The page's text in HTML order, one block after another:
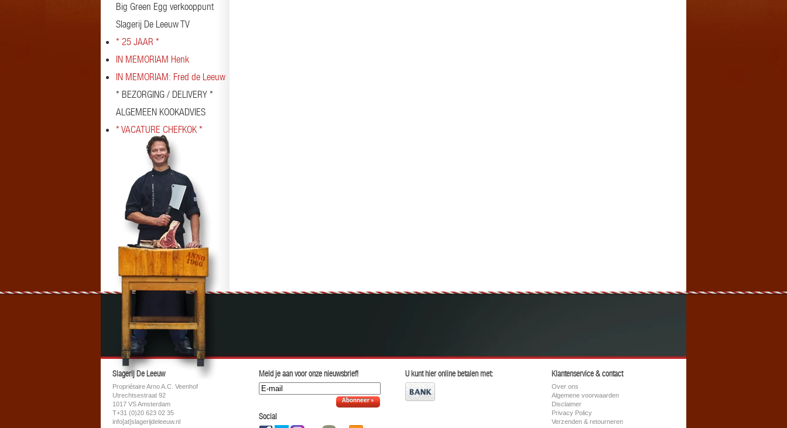
Big Green Egg verkooppunt
Slagerij De Leeuw TV
* 25 JAAR *
IN MEMORIAM Henk
IN MEMORIAM: Fred de Leeuw
* BEZORGING / DELIVERY *
ALGEMEEN KOOKADVIES
* VACATURE CHEFKOK *
Slagerij De Leeuw
Propriétaire Arno A.C. Veenhof
Utrechtsestraat 92
1017 VS Amsterdam
T+31 (0)20 623 02 35
info[at]slagerijdeleeuw.nl
Meld je aan voor onze nieuwsbrief!
Abonneer »
Social
U kunt hier online betalen met: Klantenservice & contact
Over ons
Algemene voorwaarden
Disclaimer
Privacy Policy
Verzenden & retourneren